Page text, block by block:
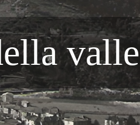
valle